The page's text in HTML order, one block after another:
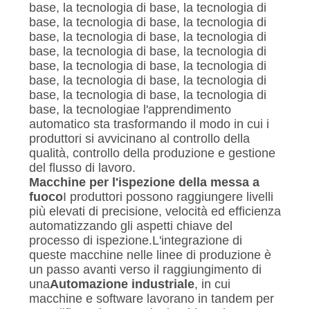
base, la tecnologia di base, la tecnologia di
base, la tecnologia di base, la tecnologia di
base, la tecnologia di base, la tecnologia di
base, la tecnologia di base, la tecnologia di
base, la tecnologia di base, la tecnologia di
base, la tecnologia di base, la tecnologia di
base, la tecnologia di base, la tecnologia di
base, la tecnologiae l'apprendimento
automatico sta trasformando il modo in cui i
produttori si avvicinano al controllo della
qualità, controllo della produzione e gestione
del flusso di lavoro.
Macchine per l'ispezione della messa a
fuocoI produttori possono raggiungere livelli
più elevati di precisione, velocità ed efficienza
automatizzando gli aspetti chiave del
processo di ispezione.L'integrazione di
queste macchine nelle linee di produzione è
un passo avanti verso il raggiungimento di
unaAutomazione industriale, in cui
macchine e software lavorano in tandem per